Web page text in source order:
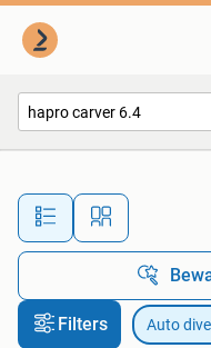
Filters Auto